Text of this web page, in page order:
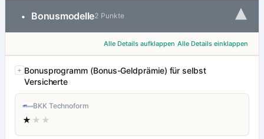
• Bonusmodelle2 Punkte ▾
Alle Details aufklappen Alle Details einklappen
Bonusprogramm (Bonus-Geldprämie) für selbst
Versicherte
BKK Technoform
★ ★★